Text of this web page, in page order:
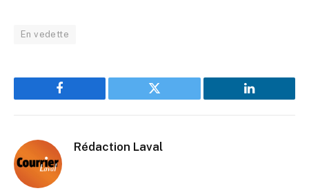
En vedette
Facebook Twitter LinkedIn
Rédaction Laval